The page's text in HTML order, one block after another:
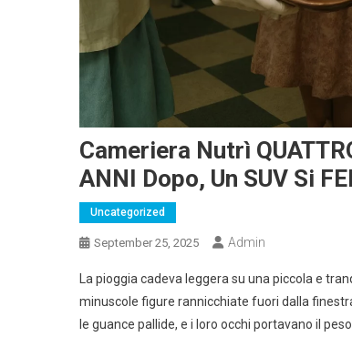
Cameriera Nutrì
ANNI Dopo, Un SUV Si
Uncategorized
September 25, 2025 Admin
La pioggia cadeva leggera su una piccola e
minuscole figure rannicchiate fuori dalla
le guance pallide, e i loro occhi portavano il